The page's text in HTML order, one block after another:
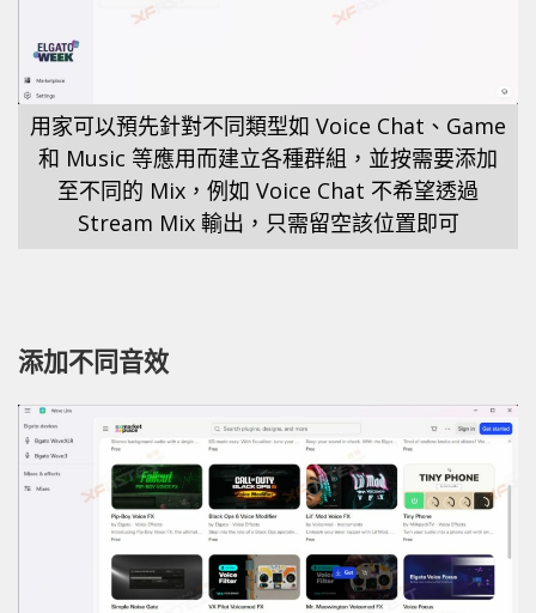
用家可以預先針對不同類型如 Voice Chat、Game
和 Music 等應用而建立各種群組，並按需要添加
至不同的 Mix，例如 Voice Chat 不希望透過
Stream Mix 輸出，只需留空該位置即可
添加不同音效